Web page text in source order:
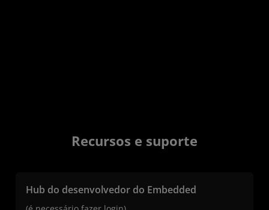
Recursos e suporte
Hub do desenvolvedor do Embedded